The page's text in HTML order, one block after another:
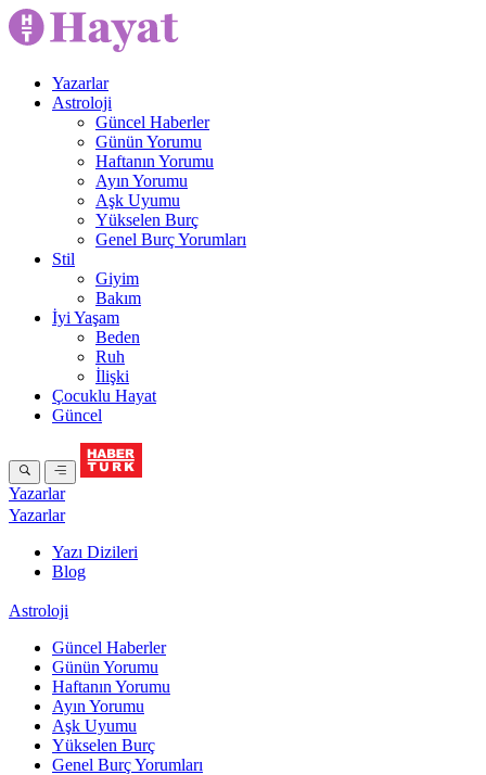
Yazarlar
Astroloji
Güncel Haberler
Günün Yorumu
Haftanın Yorumu
Ayın Yorumu
Aşk Uyumu
Yükselen Burç
Genel Burç Yorumları
Stil
Giyim
Bakım
İyi Yaşam
Beden
Ruh
İlişki
Çocuklu Hayat
Güncel
Yazarlar
Yazarlar
Yazı Dizileri
Blog
Astroloji
Güncel Haberler
Günün Yorumu
Haftanın Yorumu
Ayın Yorumu
Aşk Uyumu
Yükselen Burç
Genel Burç Yorumları